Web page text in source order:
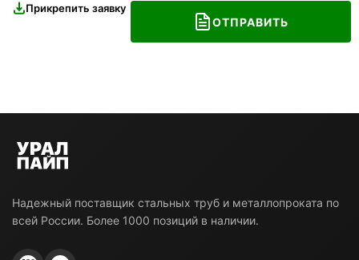
Прикрепить заявку
ОТПРАВИТЬ
Надежный поставщик стальных труб и металлопроката по
всей России. Более 1000 позиций в наличии.